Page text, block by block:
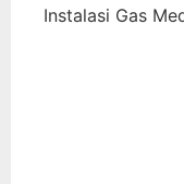
Instalasi Gas